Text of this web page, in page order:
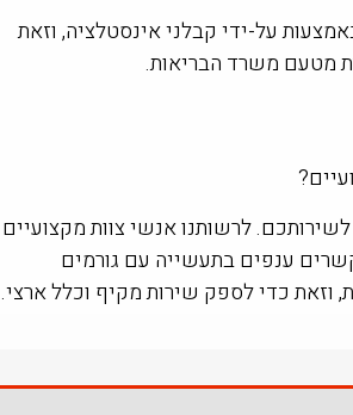
על-ידי קבלני אינסטלציה, וזאת
מטעם משרד הבריאות.
לרשותנו אנשי צוות מקצועיים
ענפים בתעשייה עם גורמים
וזאת כדי לספק שירות מקיף וכלל ארצי.